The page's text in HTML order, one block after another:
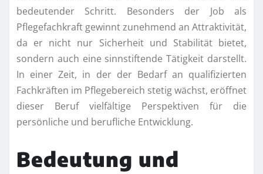
bedeutender Schritt. Besonders der Job als
Pflegefachkraft gewinnt zunehmend an Attraktivität,
da er nicht nur Sicherheit und Stabilität bietet,
sondern auch eine sinnstiftende Tätigkeit darstellt.
In einer Zeit, in der der Bedarf an qualifizierten
Fachkräften im Pflegebereich stetig wächst, eröffnet
dieser Beruf vielfältige Perspektiven für die
persönliche und berufliche Entwicklung.
Bedeutung und